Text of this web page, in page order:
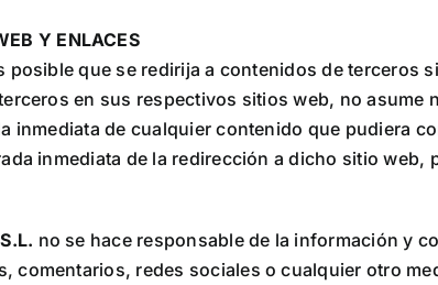
Y ENLACES
posible que se redirija a contenidos de terceros
en sus respectivos sitios web, no
inmediata de cualquier contenido que pudiera
inmediata de la redirección a dicho sitio
no se hace responsable de la información y
comentarios, redes sociales o cualquier otro